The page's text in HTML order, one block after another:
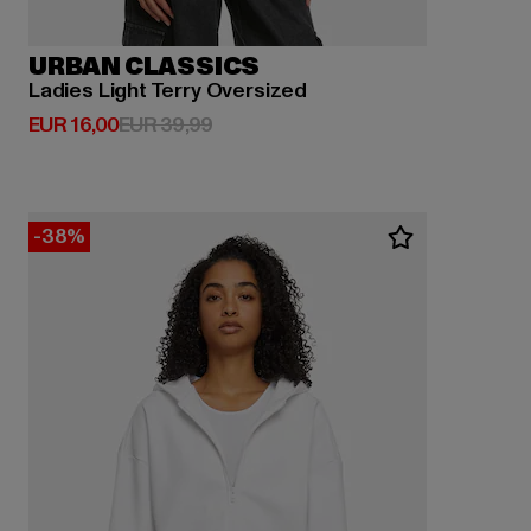
URBAN CLASSICS
Ladies Light Terry Oversized
EUR 16,00
Huidige prijs: EUR 16,00
EUR 39,99Actieprijs: EUR 39,99
-38%